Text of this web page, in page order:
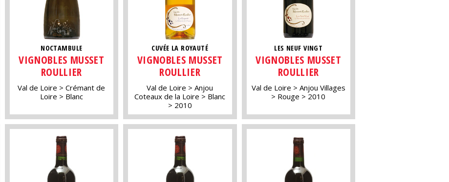
NOCTAMBULE
VIGNOBLES MUSSET
ROULLIER
Val de Loire
Crémant de
Loire
Blanc
CUVÉE LA ROYAUTÉ
VIGNOBLES MUSSET
ROULLIER
Val de Loire
Anjou
Coteaux de la Loire
Blanc
2010
LES NEUF VINGT
VIGNOBLES MUSSET
ROULLIER
Val de Loire
Anjou Villages
Rouge
2010